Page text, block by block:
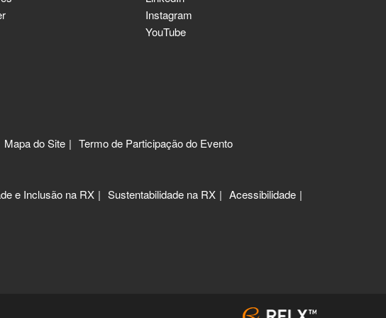
Instagram
YouTube
Mapa do Site Termo de Participação do Evento
e Inclusão na RX Sustentabilidade na RX Acessibilidade